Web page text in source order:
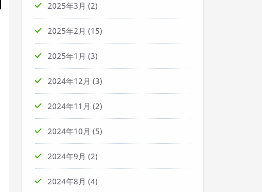
2025年3月 (2)
2025年2月 (15)
2025年1月 (3)
2024年12月 (3)
2024年11月 (2)
2024年10月 (5)
2024年9月 (2)
2024年8月 (4)